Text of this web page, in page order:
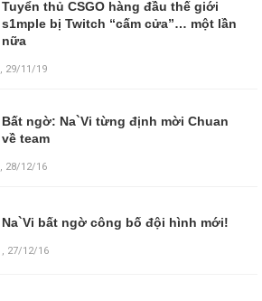
Tuyển thủ CSGO hàng đầu thế giới
s1mple bị Twitch “cấm cửa”… một lần
nữa
, 29/11/19
Bất ngờ: Na`Vi từng định mời Chuan
về team
, 28/12/16
Na`Vi bất ngờ công bố đội hình mới!
, 27/12/16